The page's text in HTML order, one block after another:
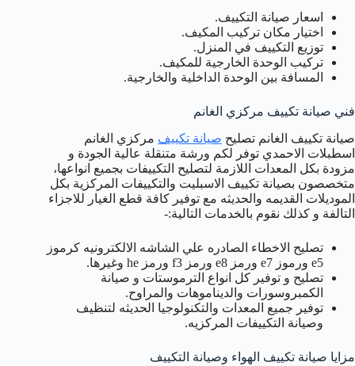
اسعار صيانة التكييف.
اختيار مكان تركيب المكيف.
توزيع التكييف في المنزل.
تركيب الوحدة الخارجية للمكيف.
المسافة بين الوحدة الداخلية والخارجية.
فني صيانة تكييف مركزي الغانم
صيانة تكييف الغانم تصليح صيانة تكييف مركزي الغانم
اسطبلات الاحمدي توفر لكم ورشة متنقلة عالية الجودة و
مزودة بكل المعدات اللازمة لتصليح التكييفات بجميع انواعها،
متخصصون بصيانة تكييف الاسبليت والتكييفات المركزية بكل
الموديلات القديمه والحديثه مع توفير كافة قطع الغيار للاجزاء
التالفة و كذلك نقوم بالخدمات التالية:-
تصليح الاخطاء الصادره علي الشاشه الالكترونيه كرموز
e5 ورموز e7 ورمز e8 ورمز f3 ورمز he وغيرها.
تصليح و توفير كل انواع الترموستات و صيانة
الكمبروسورات والديناموهات والمراوح.
توفير جميع المعدات والتكنولوجيا الحديثه لتنظيف
وصيانة التكييفات المركزيه.
مزايا صيانة تكييف الهواء وصيانة التكييف